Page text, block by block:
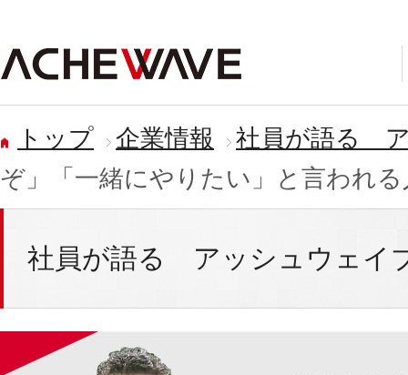
トップ 企業情報
社員が語る
ぞ」「一緒にやりたい」と言われ
社員が語る アッシュウェイ